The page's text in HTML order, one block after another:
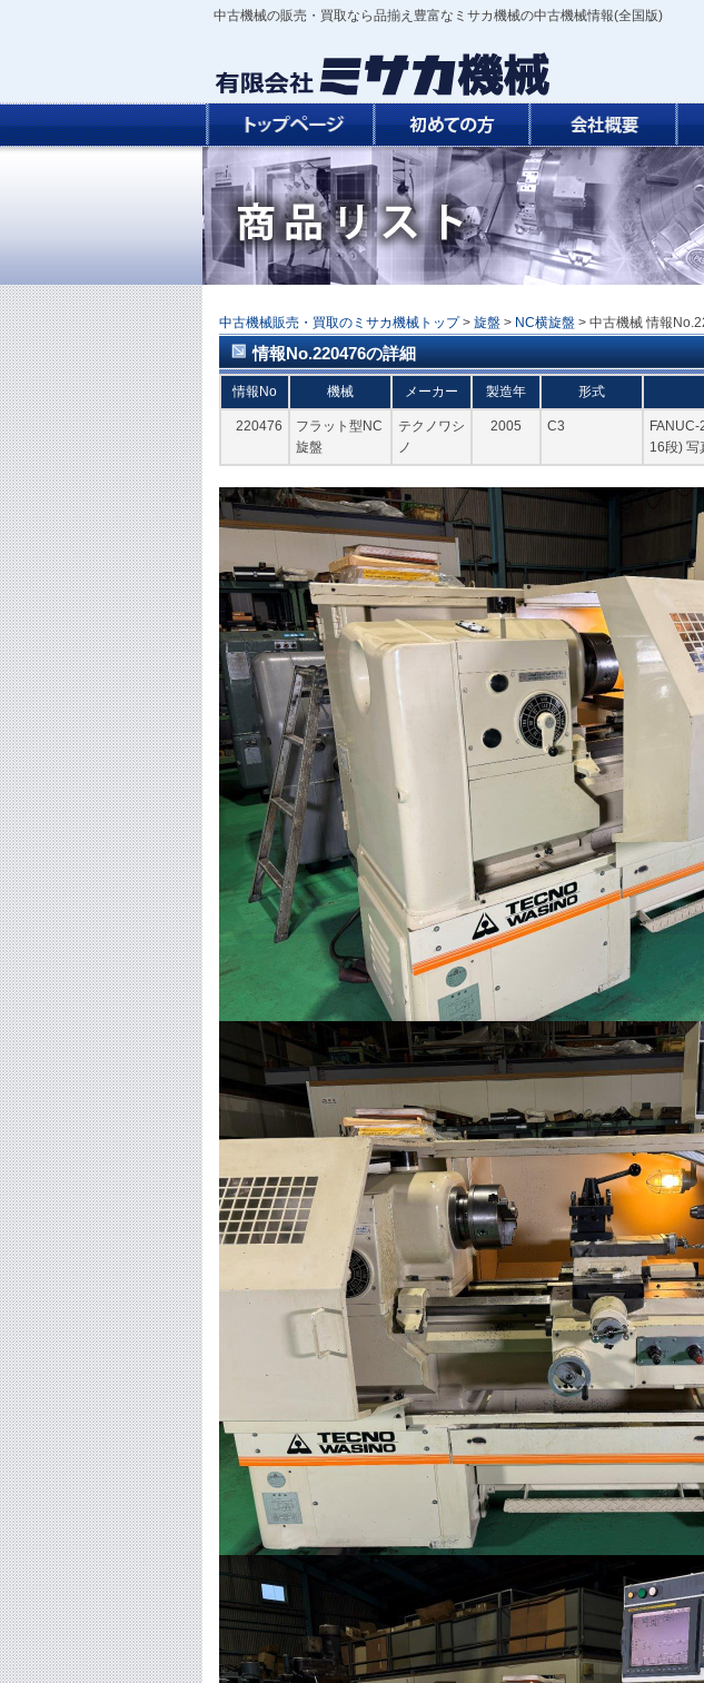
中古機械の販売・買取なら品揃え豊富なミサカ機械の中古機械情報(全国版)
中古機械販売・買取のミサカ機械トップ > 旋盤 > NC横旋盤 > 中古機械 情報
情報No.220476の詳細
情報No 機械 メーカー 製造年 形式
220476
フラット型NC
旋盤
テクノワシ
ノ
2005 C3
16段) 写